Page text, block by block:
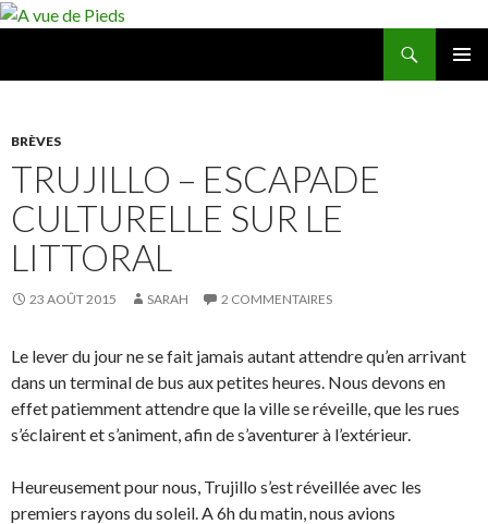
BRÈVES
TRUJILLO – ESCAPADE
CULTURELLE SUR LE
LITTORAL
23 AOÛT 2015 SARAH 2 COMMENTAIRES
Le lever du jour ne se fait jamais autant attendre qu’en arrivant
dans un terminal de bus aux petites heures. Nous devons en
effet patiemment attendre que la ville se réveille, que les rues
s’éclairent et s’animent, afin de s’aventurer à l’extérieur.
Heureusement pour nous, Trujillo s’est réveillée avec les
premiers rayons du soleil. A 6h du matin, nous avions